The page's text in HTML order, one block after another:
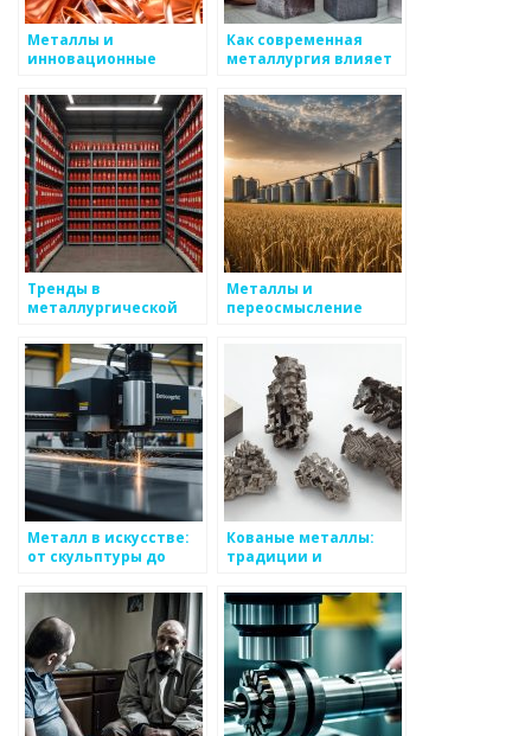
Металлы и
инновационные
Как современная
металлургия влияет
Тренды в
металлургической
Металлы и
переосмысление
Металл в искусстве:
от скульптуры до
Кованые металлы:
традиции и